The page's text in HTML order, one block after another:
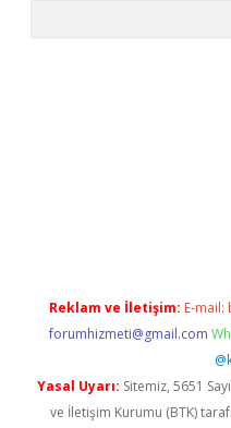
Reklam ve İletişim: E-mail:
forumhizmeti@gmail.com
Yasal Uyarı: Sitemiz, 5651
ve İletişim Kurumu (BTK)